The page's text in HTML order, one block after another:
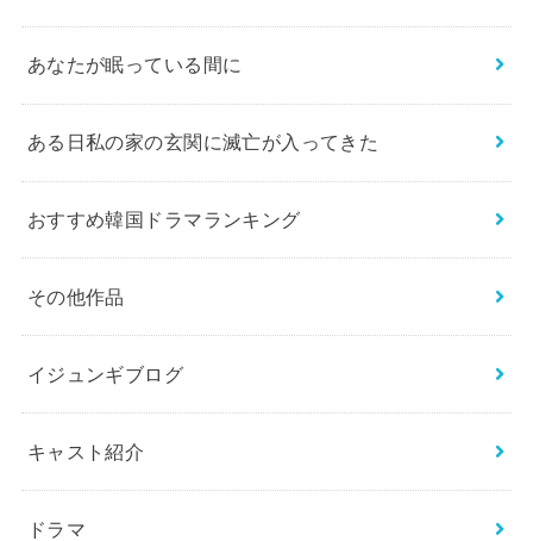
あなたが眠っている間に
ある日私の家の玄関に滅亡が入ってきた
おすすめ韓国ドラマランキング
その他作品
イジュンギブログ
キャスト紹介
ドラマ